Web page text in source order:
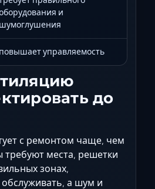
и
шумоглушения
повышает управляемость
до
с ремонтом чаще, чем
требуют места, решетки
зонах,
а шум и